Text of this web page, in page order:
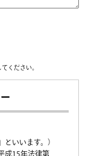
ください。
いいます。）
成15年法律第